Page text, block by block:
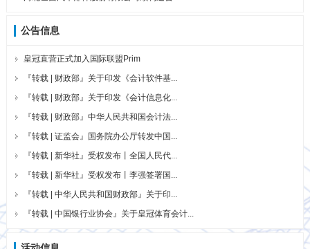
公告信息
皇冠直营正式加入国际联盟Prim
『转载 | 财政部』关于印发《会计软件基...
『转载 | 财政部』关于印发《会计信息化...
『转载 | 财政部』中华人民共和国会计法...
『转载 | 证监会』国务院办公厅转发中国...
『转载 | 新华社』受权发布丨全国人民代...
『转载 | 新华社』受权发布丨李强签署国...
『转载 | 中华人民共和国财政部』关于印...
『转载 | 中国银行业协会』关于皇冠体育会计...